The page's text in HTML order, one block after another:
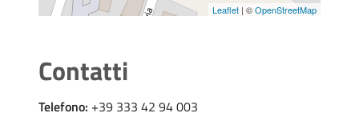
Leaflet | ©OpenStreetMap
Contatti
Telefono: +39 333 42 94 003